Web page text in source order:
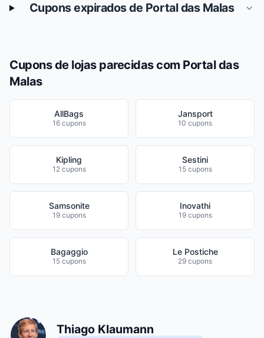
Cupons expirados de Portal das Malas
Cupons de lojas parecidas com Portal das
Malas
AllBags
16 cupons
Jansport
10 cupons
Kipling
12 cupons
Sestini
15 cupons
Samsonite
19 cupons
Inovathi
19 cupons
Bagaggio
15 cupons
Le Postiche
29 cupons
Thiago Klaumann